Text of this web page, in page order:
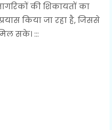
की शिकायतों का
किया जा रहा है, जिससे
सके। :::